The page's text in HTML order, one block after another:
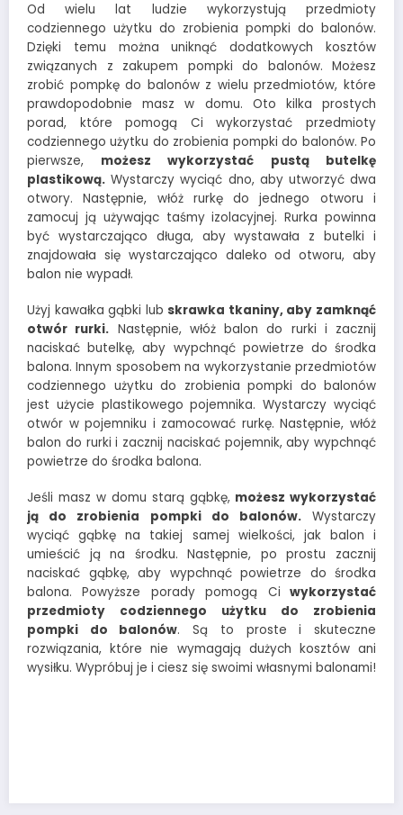
Od wielu lat ludzie wykorzystują przedmioty
codziennego użytku do zrobienia pompki do balonów.
Dzięki temu można uniknąć dodatkowych kosztów
związanych z zakupem pompki do balonów. Możesz
zrobić pompkę do balonów z wielu przedmiotów, które
prawdopodobnie masz w domu. Oto kilka prostych
porad, które pomogą Ci wykorzystać przedmioty
codziennego użytku do zrobienia pompki do balonów. Po
pierwsze, możesz wykorzystać pustą butelkę
plastikową. Wystarczy wyciąć dno, aby utworzyć dwa
otwory. Następnie, włóż rurkę do jednego otworu i
zamocuj ją używając taśmy izolacyjnej. Rurka powinna
być wystarczająco długa, aby wystawała z butelki i
znajdowała się wystarczająco daleko od otworu, aby
balon nie wypadł.
Użyj kawałka gąbki lubskrawka tkaniny, aby zamknąć
otwór rurki. Następnie, włóż balon do rurki i zacznij
naciskać butelkę, aby wypchnąć powietrze do środka
balona. Innym sposobem na wykorzystanie przedmiotów
codziennego użytku do zrobienia pompki do balonów
jest użycie plastikowego pojemnika. Wystarczy wyciąć
otwór w pojemniku i zamocować rurkę. Następnie, włóż
balon do rurki i zacznij naciskać pojemnik, aby wypchnąć
powietrze do środka balona.
Jeśli masz w domu starą gąbkę, możesz wykorzystać
ją do zrobienia pompki do balonów.Wystarczy
wyciąć gąbkę na takiej samej wielkości, jak balon i
umieścić ją na środku. Następnie, po prostu zacznij
naciskać gąbkę, aby wypchnąć powietrze do środka
balona. Powyższe porady pomogą Ci wykorzystać
przedmioty codziennego użytku do zrobienia
pompki do balonów. Są to proste i skuteczne
rozwiązania, które nie wymagają dużych kosztów ani
wysiłku. Wypróbuj je i ciesz się swoimi własnymi balonami!